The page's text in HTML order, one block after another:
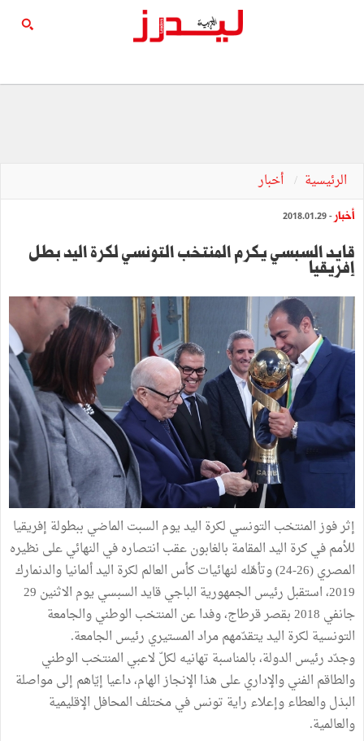
الرئيسية أخبار
أخبار - 2018.01.29
قايد السبسي يكرم المنتخب التونسي لكرة اليد بطل
إفريقيا
إثر فوز المنتخب التونسي لكرة اليد يوم السبت الماضي ببطولة إفريقيا
للأمم في كرة اليد المقامة بالغابون عقب انتصاره في النهائي على نظيره
المصري (26-24) وتأهّله لنهائيات كأس العالم لكرة اليد ألمانيا والدنمارك
2019، استقبل رئيس الجمهورية الباجي قايد السبسي يوم الاثنين 29
جانفي 2018 بقصر قرطاج، وفدا عن المنتخب الوطني والجامعة
التونسية لكرة اليد يتقدّمهم مراد المستيري رئيس الجامعة.
وجدّد رئيس الدولة، بالمناسبة تهانيه لكلّ لاعبي المنتخب الوطني
والطاقم الفني والإداري على هذا الإنجاز الهام، داعيا إيّاهم إلى مواصلة
البذل والعطاء وإعلاء راية تونس في مختلف المحافل الإقليمية
والعالمية.